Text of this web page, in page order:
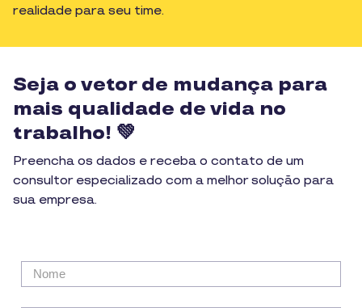
realidade para seu time.
Seja o vetor de mudança para
mais qualidade de vida no
trabalho! 💚
Preencha os dados e receba o contato de um
consultor especializado com a melhor solução para
sua empresa.